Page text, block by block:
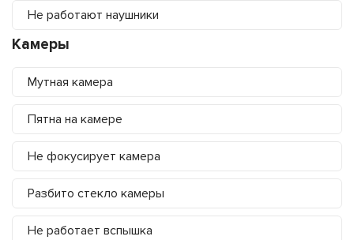
Не работают наушники
Камеры
Мутная камера
Пятна на камере
Не фокусирует камера
Разбито стекло камеры
Не работает вспышка